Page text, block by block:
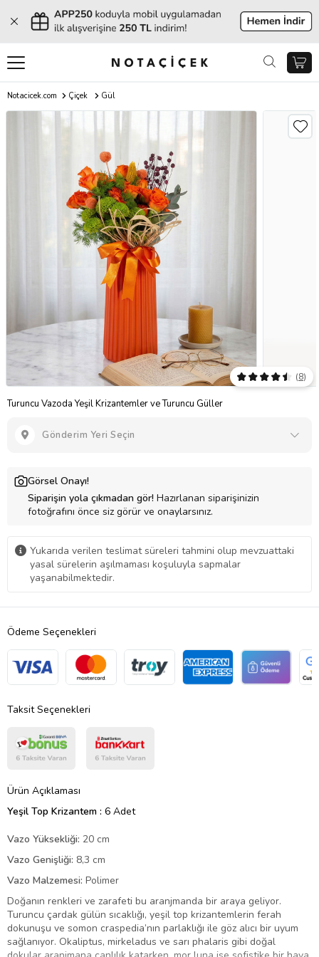
Notacicek.com Çiçek Gül
Turuncu Vazoda Yeşil Krizantemler ve Turuncu Güller
(8)
Gönderim Yeri Seçin
Görsel Onayı!
Siparişin yola çıkmadan gör! Hazırlanan siparişinizin
fotoğrafını önce siz görür ve onaylarsınız.
Yukarıda verilen teslimat süreleri tahmini olup mevzuattaki
yasal sürelerin aşılmaması koşuluyla sapmalar
yaşanabilmektedir.
Ödeme Seçenekleri
Taksit Seçenekleri
Ürün Açıklaması
Yeşil Top Krizantem : 6 Adet
Vazo Yüksekliği: 20 cm
Vazo Genişliği: 8,3 cm
Vazo Malzemesi: Polimer
Doğanın renkleri ve zarafeti bu aranjmanda bir araya geliyor.
Turuncu çardak gülün sıcaklığı, yeşil top krizantemlerin ferah
dokunuşu ve somon craspedia’nın parlaklığı ile göz alıcı bir uyum
sağlanıyor. Okaliptus, mirkeladus ve sarı phalaris gibi doğal